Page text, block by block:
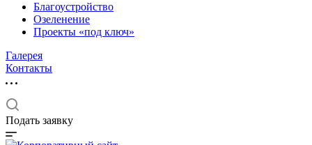
Благоустройство
Озеленение
Проекты «под ключ»
Галерея
Контакты
Подать заявку